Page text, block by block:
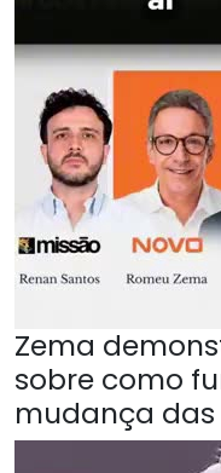
Zema
sobre como
mudança das